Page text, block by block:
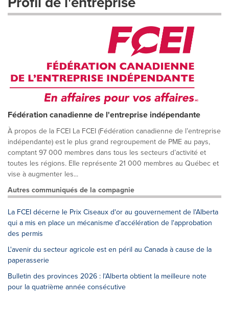
Fédération canadienne de l'entreprise indépendante
À propos de la FCEI La FCEI (Fédération canadienne de l’entreprise
indépendante) est le plus grand regroupement de PME au pays,
comptant 97 000 membres dans tous les secteurs d’activité et
toutes les régions. Elle représente 21 000 membres au Québec et
vise à augmenter les...
Autres communiqués de la compagnie
La FCEI décerne le Prix Ciseaux d'or au gouvernement de l'Alberta
qui a mis en place un mécanisme d'accélération de l'approbation
des permis
L'avenir du secteur agricole est en péril au Canada à cause de la
paperasserie
Bulletin des provinces 2026 : l'Alberta obtient la meilleure note
pour la quatrième année consécutive